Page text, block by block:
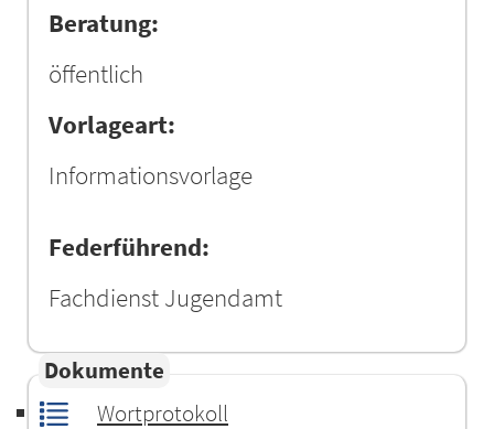
Beratung:
öffentlich
Vorlageart:
Informationsvorlage
Federführend:
Fachdienst Jugendamt
Dokumente
Wortprotokoll